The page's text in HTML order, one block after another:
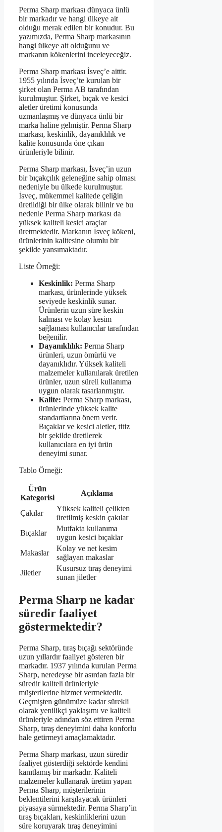
Perma Sharp markası dünyaca ünlü
bir markadır ve hangi ülkeye ait
olduğu merak edilen bir konudur. Bu
yazımızda, Perma Sharp markasının
hangi ülkeye ait olduğunu ve
markanın kökenlerini inceleyeceğiz.
Perma Sharp markası İsveç’e aittir.
1955 yılında İsveç’te kurulan bir
şirket olan Perma AB tarafından
kurulmuştur. Şirket, bıçak ve kesici
aletler üretimi konusunda
uzmanlaşmış ve dünyaca ünlü bir
marka haline gelmiştir. Perma Sharp
markası, keskinlik, dayanıklılık ve
kalite konusunda öne çıkan
ürünleriyle bilinir.
Perma Sharp markası, İsveç’in uzun
bir bıçakçılık geleneğine sahip olması
nedeniyle bu ülkede kurulmuştur.
İsveç, mükemmel kalitede çeliğin
üretildiği bir ülke olarak bilinir ve bu
nedenle Perma Sharp markası da
yüksek kaliteli kesici araçlar
üretmektedir. Markanın İsveç kökeni,
ürünlerinin kalitesine olumlu bir
şekilde yansımaktadır.
Liste Örneği:
Keskinlik: Perma Sharp
markası, ürünlerinde yüksek
seviyede keskinlik sunar.
Ürünlerin uzun süre keskin
kalması ve kolay kesim
sağlaması kullanıcılar tarafından
beğenilir.
Dayanıklılık: Perma Sharp
ürünleri, uzun ömürlü ve
dayanıklıdır. Yüksek kaliteli
malzemeler kullanılarak üretilen
ürünler, uzun süreli kullanıma
uygun olarak tasarlanmıştır.
Kalite: Perma Sharp markası,
ürünlerinde yüksek kalite
standartlarına önem verir.
Bıçaklar ve kesici aletler, titiz
bir şekilde üretilerek
kullanıcılara en iyi ürün
deneyimi sunar.
Tablo Örneği:
Ürün
Kategorisi
Açıklama
Çakılar
Yüksek kaliteli çelikten
üretilmiş keskin çakılar
Bıçaklar
Mutfakta kullanıma
uygun kesici bıçaklar
Makaslar
Kolay ve net kesim
sağlayan makaslar
Jiletler
Kusursuz tıraş deneyimi
sunan jiletler
Perma Sharp ne kadar
süredir faaliyet
göstermektedir?
Perma Sharp, tıraş bıçağı sektöründe
uzun yıllardır faaliyet gösteren bir
markadır. 1937 yılında kurulan Perma
Sharp, neredeyse bir asırdan fazla bir
süredir kaliteli ürünleriyle
müşterilerine hizmet vermektedir.
Geçmişten günümüze kadar sürekli
olarak yenilikçi yaklaşımı ve kaliteli
ürünleriyle adından söz ettiren Perma
Sharp, tıraş deneyimini daha konforlu
hale getirmeyi amaçlamaktadır.
Perma Sharp markası, uzun süredir
faaliyet gösterdiği sektörde kendini
kanıtlamış bir markadır. Kaliteli
malzemeler kullanarak üretim yapan
Perma Sharp, müşterilerinin
beklentilerini karşılayacak ürünleri
piyasaya sürmektedir. Perma Sharp’in
tıraş bıçakları, keskinliklerini uzun
süre koruyarak tıraş deneyimini